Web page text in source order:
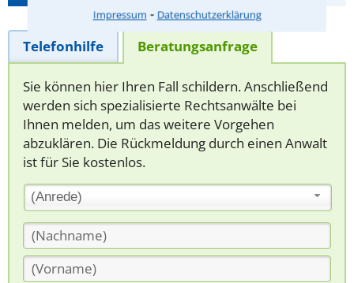
Impressum ⁃ Datenschutzerklärung
Telefonhilfe Beratungsanfrage
Sie können hier Ihren Fall schildern. Anschließend
werden sich spezialisierte Rechtsanwälte bei
Ihnen melden, um das weitere Vorgehen
abzuklären. Die Rückmeldung durch einen Anwalt
ist für Sie kostenlos.
(Anrede)